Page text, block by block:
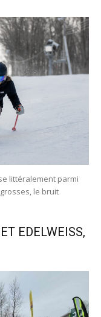
littéralement parmi
le bruit
EDELWEISS,